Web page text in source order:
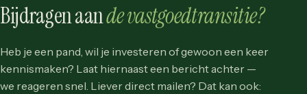
Bijdragen aande vastgoedtransitie?
Heb je een pand, wil je investeren of gewoon een keer
kennismaken? Laat hiernaast een bericht achter —
we reageren snel. Liever direct mailen? Dat kan ook: